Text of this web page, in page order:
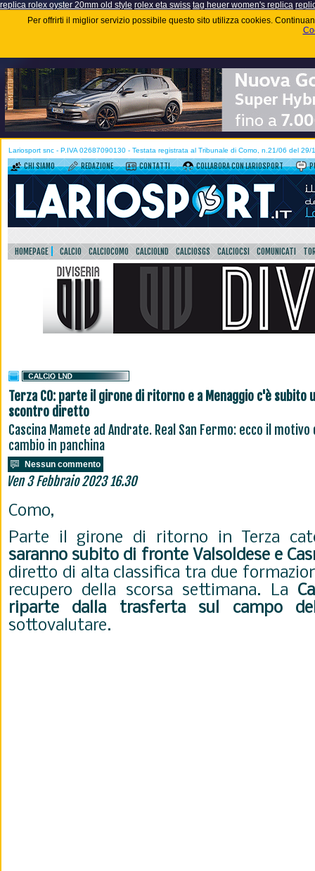
replica rolex oyster 20mm old style rolex eta swiss tag heuer women's replica
Per offrirti il miglior servizio possibile questo sito utilizza cookies.
Lariosport snc - P.IVA 02687090130 - Testata registrata al Tribunale di Como, n.21/06 del 29/
CHI SIAMO REDAZIONE CONTATTI COLLABORA CON LARIOSPORT
HOMEPAGE CALCIO CALCIOCOMO CALCIOLND CALCIOSGS CALCIOCSI COMUNICATI
Terza CO: parte il girone di ritorno e a Menaggio c'è subito
scontro diretto
Cascina Mamete ad Andrate. Real San Fermo: ecco il motivo
cambio in panchina
Nessun commento
Ven 3 Febbraio 2023 16.30
Como,
Parte il girone di ritorno in Terza
saranno subito di fronte Valsoldese e
diretto di alta classifica tra due
recupero della scorsa settimana. La
riparte dalla trasferta sul campo
sottovalutare.